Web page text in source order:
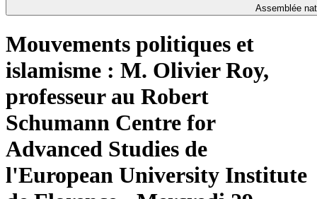
Assemblée
Mouvements politiques et
islamisme : M. Olivier Roy,
professeur au Robert
Schumann Centre for
Advanced Studies de
l'European University Institute